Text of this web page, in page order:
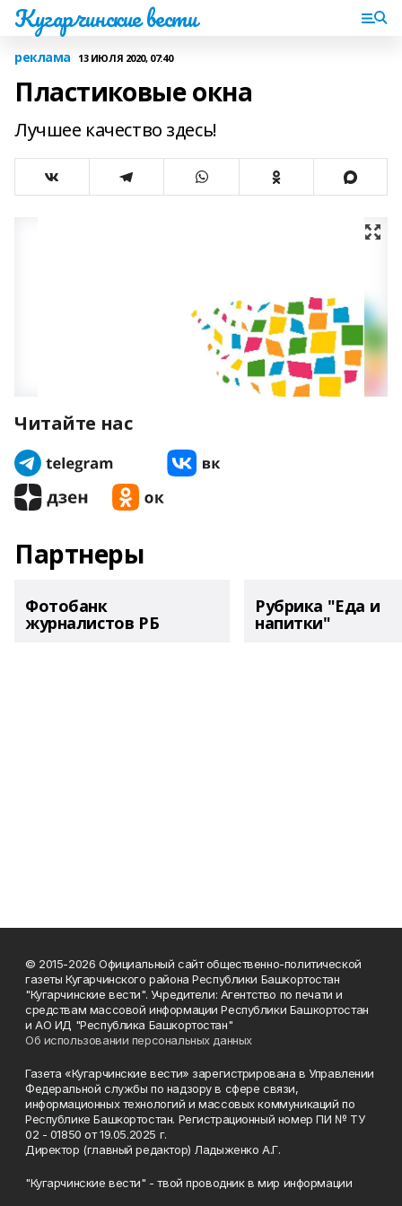
Кугарчинские вести
реклама 13 ИЮЛЯ 2020, 07:40
Пластиковые окна
Лучшее качество здесь!
Читайте нас
Партнеры
Фотобанк
журналистов РБ
Рубрика "Еда и
напитки"
© 2015-2026 Официальный сайт общественно-политической
газеты Кугарчинского района Республики Башкортостан
"Кугарчинские вести". Учредители: Агентство по печати и
средствам массовой информации Республики Башкортостан
и АО ИД "Республика Башкортостан"
Об использовании персональных данных
Газета «Кугарчинские вести» зарегистрирована в Управлении
Федеральной службы по надзору в сфере связи,
информационных технологий и массовых коммуникаций по
Республике Башкортостан. Регистрационный номер ПИ № ТУ
02 - 01850 от 19.05.2025 г.
Директор (главный редактор) Ладыженко А.Г.
"Кугарчинские вести" - твой проводник в мир информации